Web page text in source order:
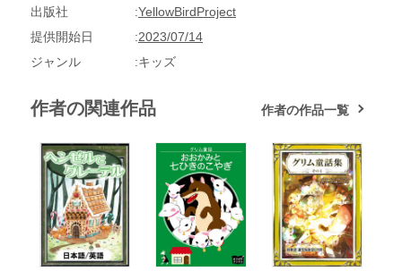
語・ヴァージョンをお求めの方は、別途お買い求めください。
出版社
YellowBirdProject
提供開始日
2023/07/14
ジャンル
キッズ
作者の関連作品 作者の作品一覧